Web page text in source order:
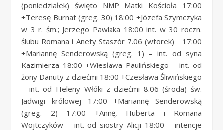
(poniedziałek) święto NMP Matki Kościoła 17:00
+Teresę Burnat (greg. 30) 18:00 +Józefa Szymczyka
w 3 r. śm.; Jerzego Pawlaka 18:00 int. w 30 roczn.
ślubu Romana i Anety Staszór 7.06 (wtorek) 17:00
+Mariannę Senderowską (greg. 1) – int. od syna
Kazimierza 18:00 +Wiesława Paulińskiego – int. od
żony Danuty z dziećmi 18:00 +Czesława Śliwińskiego
– int. od Heleny Włóki z dziećmi 8.06 (środa) św.
Jadwigi królowej 17:00 +Mariannę Senderowską
(greg. 2) 17:00 +Annę, Huberta i Romana
Wojtczyków – int. od siostry Alicji 18:00 – intencje